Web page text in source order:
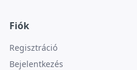
Fiók
Regisztráció
Bejelentkezés